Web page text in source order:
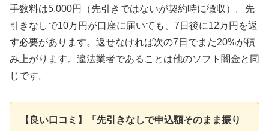
手数料は5,000円（先引きではないが契約時に徴収）。先
引きなしで10万円が口座に届いても、7日後に12万円を返
す必要があります。返せなければ次の7日でまた20%が積
み上がります。違法業者であることは他のソフト闇金と同
じです。
【良い口コミ】「先引きなしで申込額そのまま振り